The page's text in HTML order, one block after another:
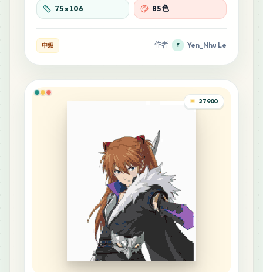
75x 106 85 色
中级 作者 Y Yen_Nhu Le
27900